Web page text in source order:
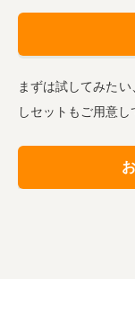
まずは試してみた
しセットもご用意し